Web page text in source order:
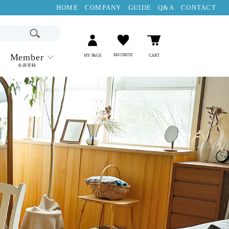
HOME COMPANY GUIDE Q&A CONTACT
Member
会員登録
MY PAGE FAVORITE CART